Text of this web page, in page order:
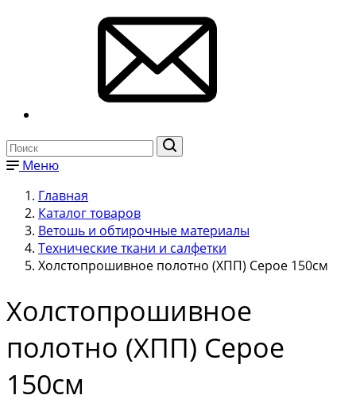
Меню
Главная
Каталог товаров
Ветошь и обтирочные материалы
Технические ткани и салфетки
Холстопрошивное полотно (ХПП) Серое 150см
Холстопрошивное
полотно (ХПП) Серое
150см